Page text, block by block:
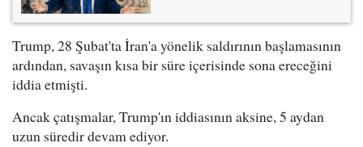
Trump, 28 Şubat'ta İran'a yönelik saldırının başlamasının
ardından, savaşın kısa bir süre içerisinde sona ereceğini
iddia etmişti.
Ancak çatışmalar, Trump'ın iddiasının aksine, 5 aydan
uzun süredir devam ediyor.